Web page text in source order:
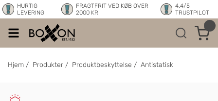
HURTIG
LEVERING
FRAGTFRIT VED KØB OVER
2000 KR
4.4/5
TRUSTPILOT
Hjem / Produkter / Produktbeskyttelse / Antistatisk